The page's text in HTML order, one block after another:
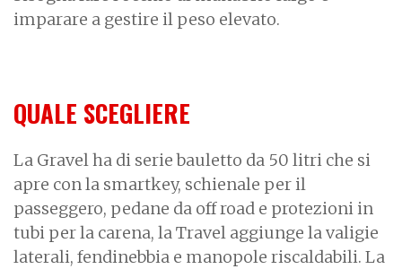
imparare a gestire il peso elevato.
QUALE SCEGLIERE
La Gravel ha di serie bauletto da 50 litri che si
apre con la smartkey, schienale per il
passeggero, pedane da off road e protezioni in
tubi per la carena, la Travel aggiunge la valigie
laterali, fendinebbia e manopole riscaldabili. La